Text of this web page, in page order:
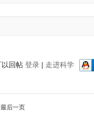
回帖 登录| 走进科学
后一页